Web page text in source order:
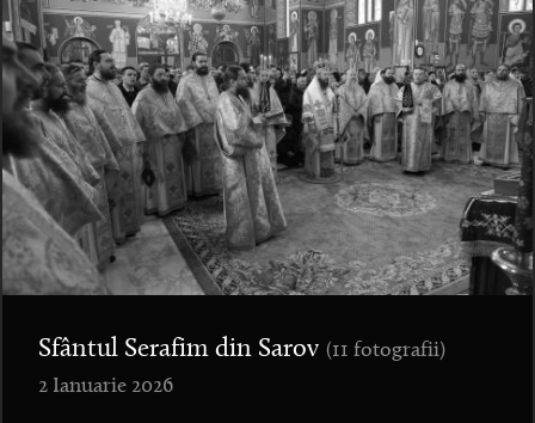
Sfântul Serafim din Sarov (11 fotografii)
2 Ianuarie 2026